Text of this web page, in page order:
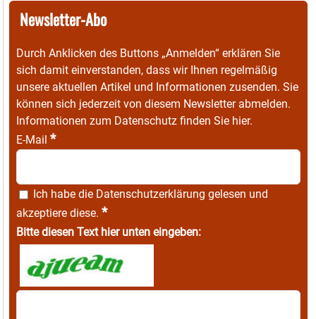
Newsletter-Abo
Durch Anklicken des Buttons „Anmelden“ erklären Sie
sich damit einverstanden, dass wir Ihnen regelmäßig
unsere aktuellen Artikel und Informationen zusenden. Sie
können sich jederzeit von diesem Newsletter abmelden.
Informationen zum Datenschutz finden Sie hier.
E-Mail *
Ich habe die Datenschutzerklärung gelesen und
akzeptiere diese. *
Bitte diesen Text hier unten eingeben: